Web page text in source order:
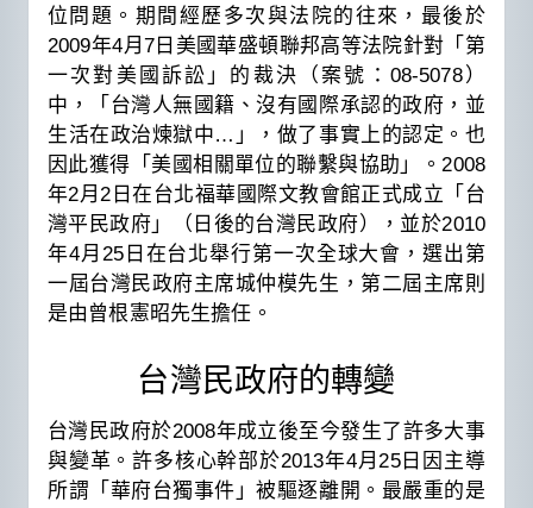
位問題。期間經歷多次與法院的往來，最後於
2009年4月7日美國華盛頓聯邦高等法院針對「第
一次對美國訴訟」的裁決（案號：08-5078）
中，「台灣人無國籍、沒有國際承認的政府，並
生活在政治煉獄中…」，做了事實上的認定。也
因此獲得「美國相關單位的聯繫與協助」。2008
年2月2日在台北福華國際文教會館正式成立「台
灣平民政府」（日後的台灣民政府），並於2010
年4月25日在台北舉行第一次全球大會，選出第
一屆台灣民政府主席城仲模先生，第二屆主席則
是由曾根憲昭先生擔任。
台灣民政府的轉變
台灣民政府於2008年成立後至今發生了許多大事
與變革。許多核心幹部於2013年4月25日因主導
所謂「華府台獨事件」被驅逐離開。最嚴重的是